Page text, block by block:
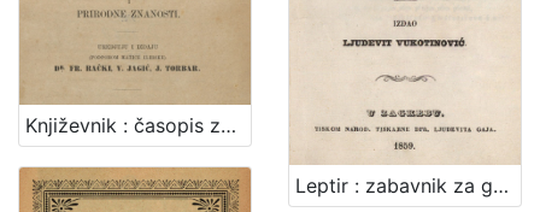
Književnik : časopis za jezik i poviest hrvatsku i srbsku i prirodne znanosti / uređuju i izdaju (podporom Matice ilirske) Fr.Rački, V.Jagić, J.Torbar
Leptir : zabavnik za godinu... / uredio Ljudevit Vukotinović